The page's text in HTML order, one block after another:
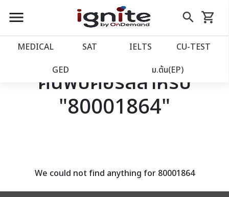
close
account_balance หน้าแรก
เว็บไซต์อิกไนท์
โปรโมชั่น
assignment ลงทะเบียน
menu search
Skip
to
shopping_cart
รถเข็น
MEDICAL SAT IELTS CU‑TEST
GED ม.ต้น(EP)
ค้นพบคอร์สสำหรับ
"80001864"
We could not find anything for 80001864